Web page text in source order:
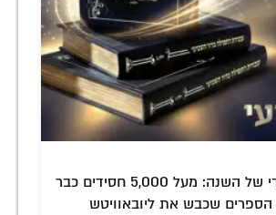
הלהיט החסידי של השנה: מעל 5,000 חסידים כבר
שכבש את ליובאוויטש